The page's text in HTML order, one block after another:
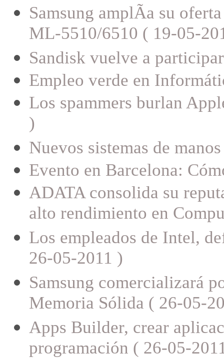
Samsung amplÃ­a su
ML-5510/6510 ( 19-05-
Sandisk vuelve a
Empleo verde en
Los spammers burlan
)
Nuevos sistemas de
Evento en Barcelona:
ADATA consolida su
alto rendimiento en
Los empleados de Intel,
26-05-2011 )
Samsung comercializará
Memoria Sólida ( 26-05-
Apps Builder, crear
programación ( 26-05-